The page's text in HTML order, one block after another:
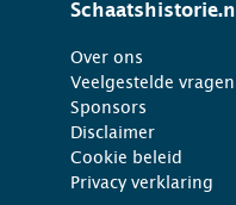
Schaatshistorie.nl
Over ons
Veelgestelde vragen
Sponsors
Disclaimer
Cookie beleid
Privacy verklaring